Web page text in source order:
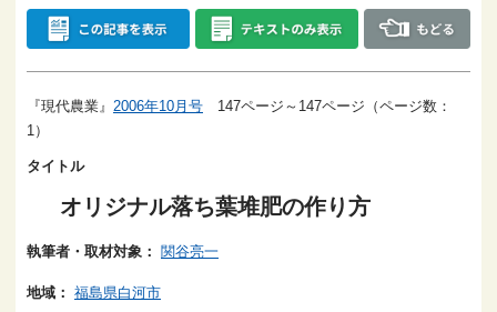
『現代農業』 2006年10月号 147ページ～147ページ（ページ数：
1）
タイトル
オリジナル落ち葉堆肥の作り方
執筆者・取材対象： 関谷亮一
地域： 福島県白河市